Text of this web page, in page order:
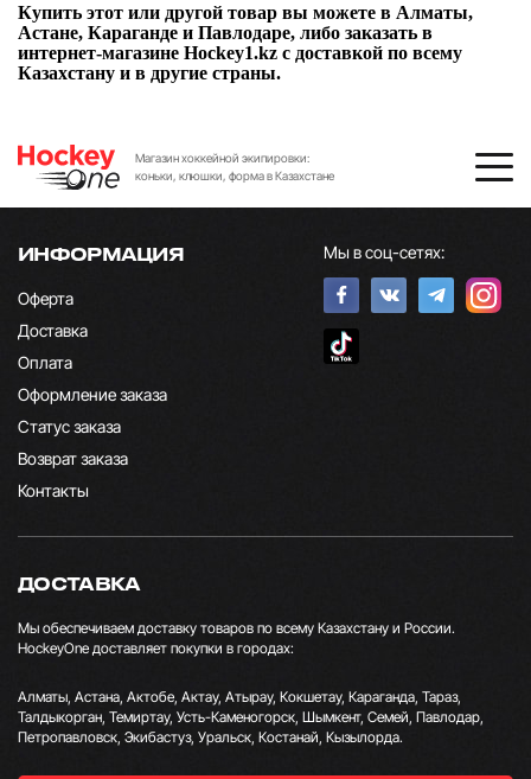
Купить этот или другой товар вы можете в Алматы,
Астане, Караганде и Павлодаре, либо заказать в
интернет-магазине Hockey1.kz с доставкой по всему
Казахстану и в другие страны.
Магазин хоккейной экипировки:
коньки, клюшки, форма в Казахстане
ИНФОРМАЦИЯ
Оферта
Доставка
Оплата
Оформление заказа
Статус заказа
Возврат заказа
Контакты
Мы в соц-сетях:
ДОСТАВКА
Мы обеспечиваем доставку товаров по всему Казахстану и России.
HockeyOne доставляет покупки в городах:
Алматы, Астана, Актобе, Актау, Атырау, Кокшетау, Караганда, Тараз,
Талдыкорган, Темиртау, Усть-Каменогорск, Шымкент, Семей, Павлодар,
Петропавловск, Экибастуз, Уральск, Костанай, Кызылорда.